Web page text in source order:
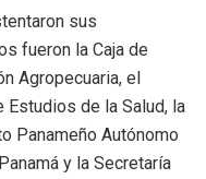
sus
fueron la Caja de
Agropecuaria, el
Estudios de la Salud, la
Panameño Autónomo
y la Secretaría